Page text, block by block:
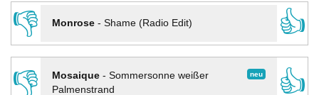
👎
Monrose- Shame (Radio Edit)
👍
👎
neu
Mosaique- Sommersonne weißer
Palmenstrand
👍